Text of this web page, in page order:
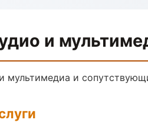
и
мультимедиа и